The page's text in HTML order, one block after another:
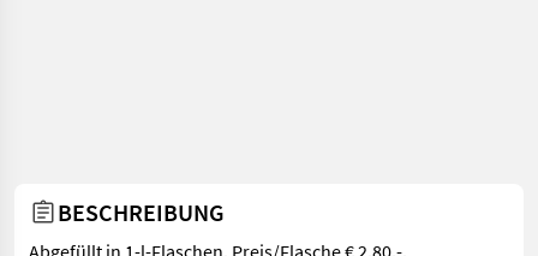
BESCHREIBUNG
Abgefüllt in 1-l-Flaschen, Preis/Flasche € 2,80,-.